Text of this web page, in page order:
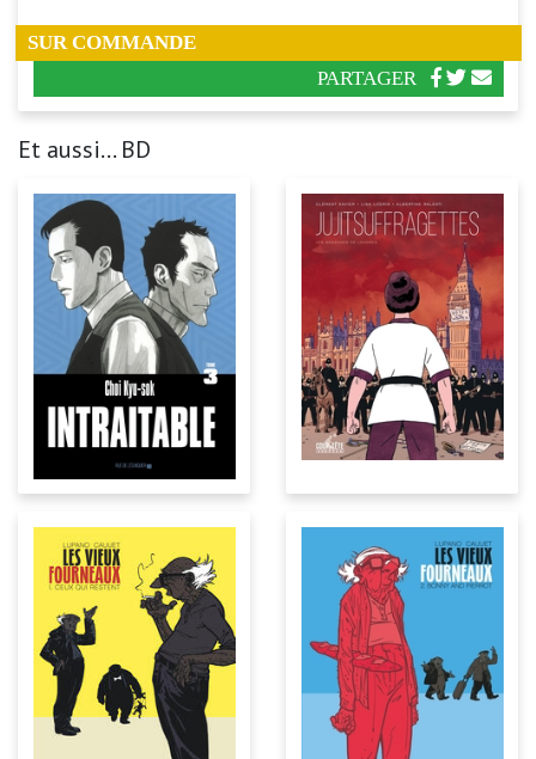
SUR COMMANDE
PARTAGER
Et aussi... BD